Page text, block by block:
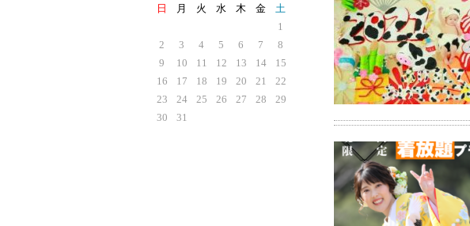
日
月 火 水 木 金
土
1
2
3 4 5 6 7
8
9
10 11 12 13 14
15
16
17 18 19 20 21
22
23
24 25 26 27 28
29
30
31